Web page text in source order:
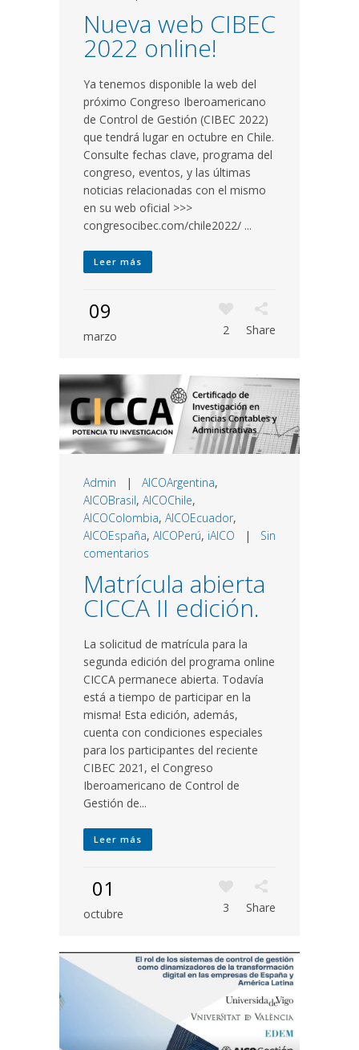
Nueva web CIBEC
2022 online!
Ya tenemos disponible la web del
próximo Congreso Iberoamericano
de Control de Gestión (CIBEC 2022)
que tendrá lugar en octubre en Chile.
Consulte fechas clave, programa del
congreso, eventos, y las últimas
noticias relacionadas con el mismo
en su web oficial >>>
congresocibec.com/chile2022/ ...
Leer más
09
marzo 2 Share
Admin | AICOArgentina,
AICOBrasil, AICOChile,
AICOColombia, AICOEcuador,
AICOEspaña, AICOPerú, iAICO | Sin
comentarios
Matrícula abierta
CICCA II edición.
La solicitud de matrícula para la
segunda edición del programa online
CICCA permanece abierta. Todavía
está a tiempo de participar en la
misma! Esta edición, además,
cuenta con condiciones especiales
para los participantes del reciente
CIBEC 2021, el Congreso
Iberoamericano de Control de
Gestión de...
Leer más
01
octubre 3 Share